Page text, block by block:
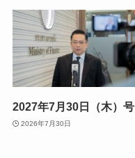
2027年7月30日（木）号
2026年7月30日